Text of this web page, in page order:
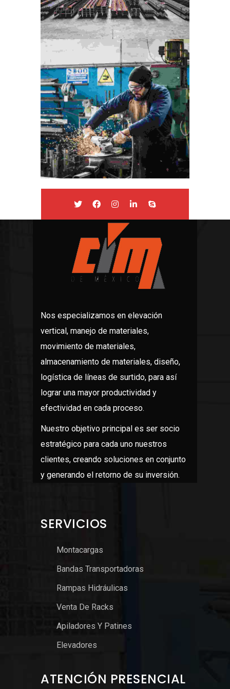
Nos especializamos en elevación
vertical, manejo de materiales,
movimiento de materiales,
almacenamiento de materiales, diseño,
logística de líneas de surtido, para así
lograr una mayor productividad y
efectividad en cada proceso.
Nuestro objetivo principal es ser socio
estratégico para cada uno nuestros
clientes, creando soluciones en conjunto
y generando el retorno de su inversión.
SERVICIOS
Montacargas
Bandas Transportadoras
Rampas Hidráulicas
Venta De Racks
Apiladores Y Patines
Elevadores
ATENCIÓN PRESENCIAL